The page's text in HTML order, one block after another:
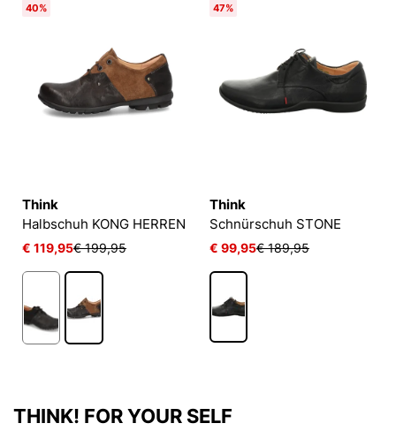
40%
Think
Halbschuh KONG HERREN
€ 119,95€ 199,95
47%
Think
Schnürschuh STONE
€ 99,95€ 189,95
THINK! FOR YOUR SELF